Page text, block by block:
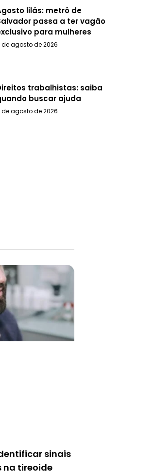
lilás: metrô de
passa a ter vagão
para mulheres
de agosto de 2026
trabalhistas: saiba
buscar ajuda
de agosto de 2026
sinais
na tireoide